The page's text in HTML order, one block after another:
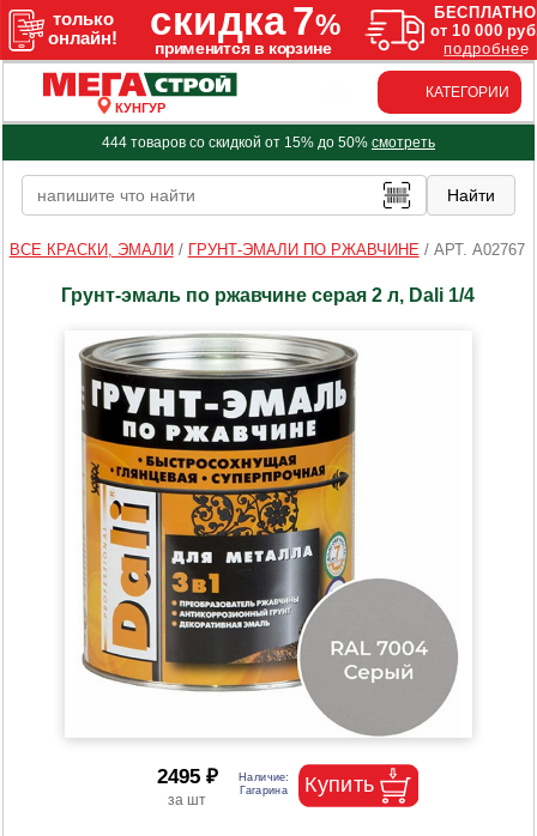
КУНГУР
КАТЕГОРИИ
444 товаров со скидкой от 15% до 50% смотреть
ВСЕ КРАСКИ, ЭМАЛИ / ГРУНТ-ЭМАЛИ ПО РЖАВЧИНЕ / АРТ. A02767
Грунт-эмаль по ржавчине серая 2 л, Dali 1/4
2495 ₽